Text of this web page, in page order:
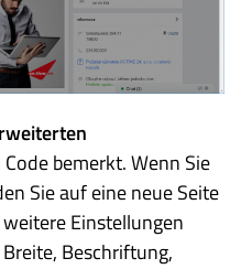
bemerkt. Wenn Sie
Sie auf eine neue Seite
Einstellungen
Beschriftung,